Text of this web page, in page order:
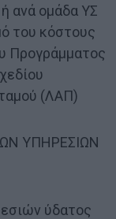
ανά ομάδα ΥΣ
του κόστους
Προγράμματος
(ΛΑΠ)
ΥΠΗΡΕΣΙΩΝ
ύδατος